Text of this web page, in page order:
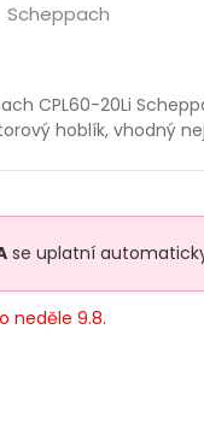
Scheppach
CPL60-20Li
hoblík, vhodný
se uplatní
neděle 9.8.